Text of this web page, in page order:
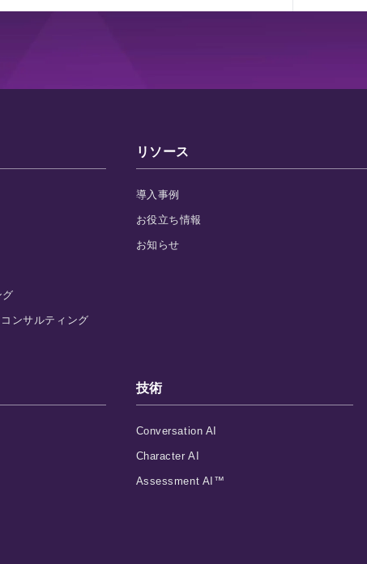
グ
ンサルティング
リソース
導入事例
お役立ち情報
お知らせ
技術
Conversation AI
Character AI
Assessment AI™